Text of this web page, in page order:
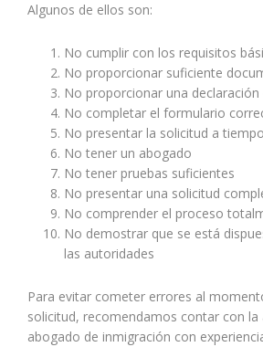
Algunos de ellos son:
No cumplir con los requisitos
No proporcionar suficiente
No proporcionar una
No completar el formulario
No presentar la solicitud a tiempo
No tener un abogado
No tener pruebas suficientes
No presentar una solicitud
No comprender el proceso
No demostrar que se está
las autoridades
Para evitar cometer errores al
solicitud, recomendamos contar con la
abogado de inmigración con